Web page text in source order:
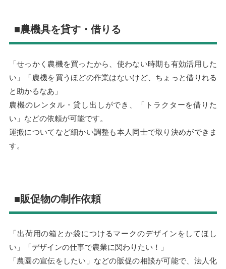
■農機具を貸す・借りる
「せっかく農機を買ったから、使わない時期も有効活用した
い」「農機を買うほどの作業はないけど、ちょっと借りれる
と助かるなあ」
農機のレンタル・貸し出しができ、「トラクターを借りた
い」などの依頼が可能です。
運搬についてなど細かい調整も本人同士で取り決めができま
す。
■販促物の制作依頼
「出荷用の箱とか袋につけるマークのデザインをしてほし
い」「デザインの仕事で農業に関わりたい！」
「農園の宣伝をしたい」などの販促の相談が可能で、法人化